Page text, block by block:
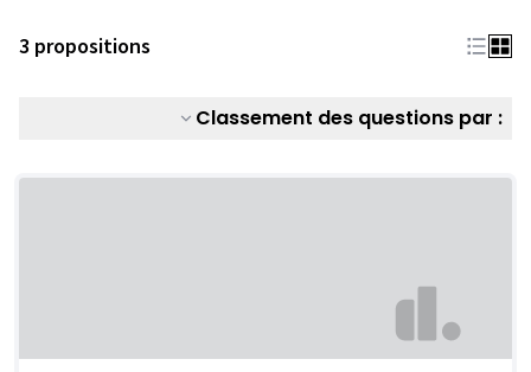
3 propositions
Classement des questions par :